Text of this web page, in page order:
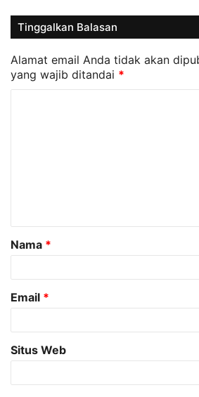
Tinggalkan Balasan
Alamat email Anda tidak akan
yang wajib ditandai *
a
r
Nama *
Email *
Situs Web